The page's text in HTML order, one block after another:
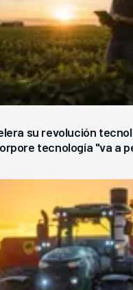
su revolución
tecnología "va a